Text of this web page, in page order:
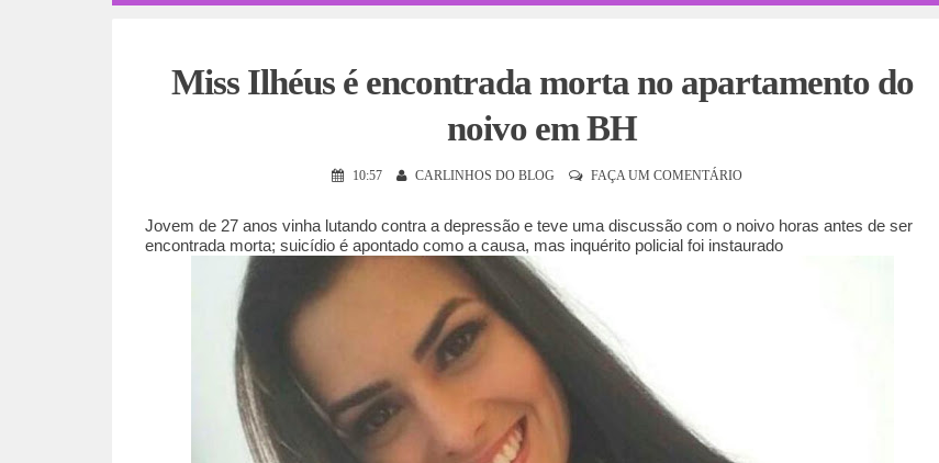
Miss Ilhéus é encontrada morta no apartamento do
noivo em BH
10:57 CARLINHOS DO BLOG FAÇA UM COMENTÁRIO
Jovem de 27 anos vinha lutando contra a depressão e teve uma discussão com o noivo horas antes de ser
encontrada morta; suicídio é apontado como a causa, mas inquérito policial foi instaurado